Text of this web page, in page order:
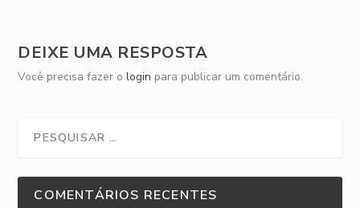
DEIXE UMA RESPOSTA
Você precisa fazer ologin para publicar um comentário.
COMENTÁRIOS RECENTES